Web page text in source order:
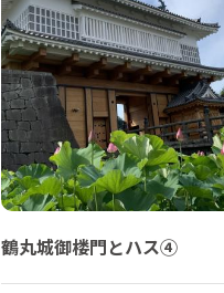
鶴丸城御楼門とハス④